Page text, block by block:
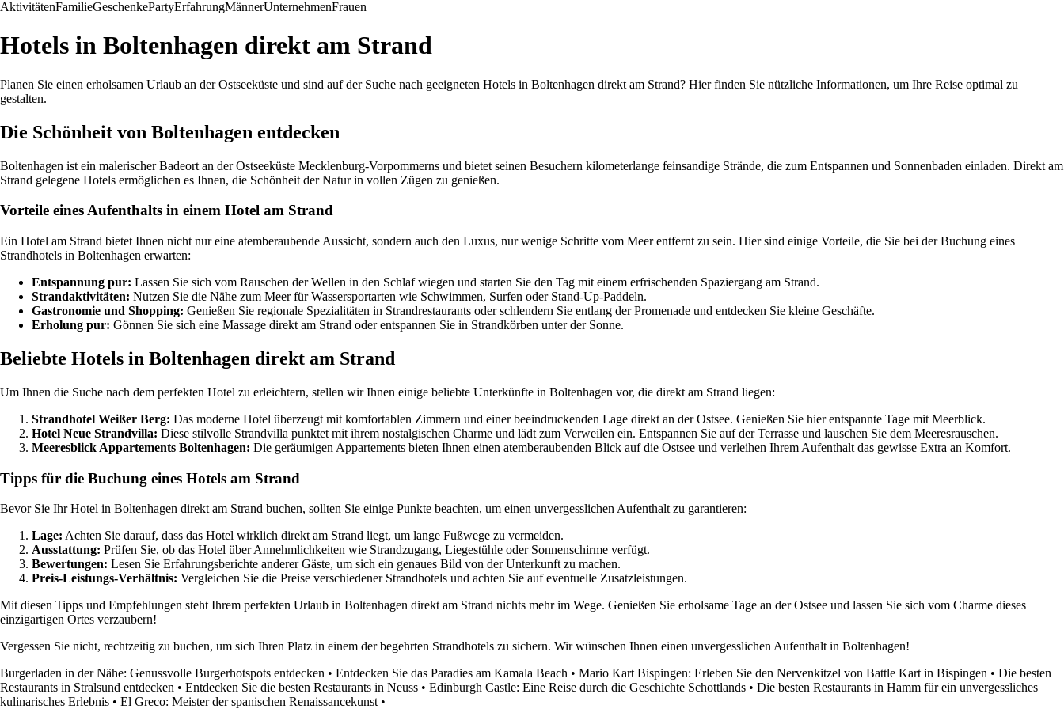
AktivitätenFamilieGeschenkePartyErfahrungMännerUnternehmenFrauen
Hotels in Boltenhagen direkt am Strand
Planen Sie einen erholsamen Urlaub an der Ostseeküste und sind auf der Suche nach geeigneten Hotels in Boltenhagen direkt am Strand? Hier finden Sie nützliche Informationen, um Ihre Reise optimal zu
gestalten.
Die Schönheit von Boltenhagen entdecken
Boltenhagen ist ein malerischer Badeort an der Ostseeküste Mecklenburg-Vorpommerns und bietet seinen Besuchern kilometerlange feinsandige Strände, die zum Entspannen und Sonnenbaden einladen. Direkt am
Strand gelegene Hotels ermöglichen es Ihnen, die Schönheit der Natur in vollen Zügen zu genießen.
Vorteile eines Aufenthalts in einem Hotel am Strand
Ein Hotel am Strand bietet Ihnen nicht nur eine atemberaubende Aussicht, sondern auch den Luxus, nur wenige Schritte vom Meer entfernt zu sein. Hier sind einige Vorteile, die Sie bei der Buchung eines
Strandhotels in Boltenhagen erwarten:
Entspannung pur: Lassen Sie sich vom Rauschen der Wellen in den Schlaf wiegen und starten Sie den Tag mit einem erfrischenden Spaziergang am Strand.
Strandaktivitäten: Nutzen Sie die Nähe zum Meer für Wassersportarten wie Schwimmen, Surfen oder Stand-Up-Paddeln.
Gastronomie und Shopping: Genießen Sie regionale Spezialitäten in Strandrestaurants oder schlendern Sie entlang der Promenade und entdecken Sie kleine Geschäfte.
Erholung pur: Gönnen Sie sich eine Massage direkt am Strand oder entspannen Sie in Strandkörben unter der Sonne.
Beliebte Hotels in Boltenhagen direkt am Strand
Um Ihnen die Suche nach dem perfekten Hotel zu erleichtern, stellen wir Ihnen einige beliebte Unterkünfte in Boltenhagen vor, die direkt am Strand liegen:
Strandhotel Weißer Berg: Das moderne Hotel überzeugt mit komfortablen Zimmern und einer beeindruckenden Lage direkt an der Ostsee. Genießen Sie hier entspannte Tage mit Meerblick.
Hotel Neue Strandvilla: Diese stilvolle Strandvilla punktet mit ihrem nostalgischen Charme und lädt zum Verweilen ein. Entspannen Sie auf der Terrasse und lauschen Sie dem Meeresrauschen.
Meeresblick Appartements Boltenhagen: Die geräumigen Appartements bieten Ihnen einen atemberaubenden Blick auf die Ostsee und verleihen Ihrem Aufenthalt das gewisse Extra an Komfort.
Tipps für die Buchung eines Hotels am Strand
Bevor Sie Ihr Hotel in Boltenhagen direkt am Strand buchen, sollten Sie einige Punkte beachten, um einen unvergesslichen Aufenthalt zu garantieren:
Lage: Achten Sie darauf, dass das Hotel wirklich direkt am Strand liegt, um lange Fußwege zu vermeiden.
Ausstattung: Prüfen Sie, ob das Hotel über Annehmlichkeiten wie Strandzugang, Liegestühle oder Sonnenschirme verfügt.
Bewertungen: Lesen Sie Erfahrungsberichte anderer Gäste, um sich ein genaues Bild von der Unterkunft zu machen.
Preis-Leistungs-Verhältnis: Vergleichen Sie die Preise verschiedener Strandhotels und achten Sie auf eventuelle Zusatzleistungen.
Mit diesen Tipps und Empfehlungen steht Ihrem perfekten Urlaub in Boltenhagen direkt am Strand nichts mehr im Wege. Genießen Sie erholsame Tage an der Ostsee und lassen Sie sich vom Charme dieses
einzigartigen Ortes verzaubern!
Vergessen Sie nicht, rechtzeitig zu buchen, um sich Ihren Platz in einem der begehrten Strandhotels zu sichern. Wir wünschen Ihnen einen unvergesslichen Aufenthalt in Boltenhagen!
Burgerladen in der Nähe: Genussvolle Burgerhotspots entdecken • Entdecken Sie das Paradies am Kamala Beach • Mario Kart Bispingen: Erleben Sie den Nervenkitzel von Battle Kart in Bispingen • Die besten
Restaurants in Stralsund entdecken • Entdecken Sie die besten Restaurants in Neuss • Edinburgh Castle: Eine Reise durch die Geschichte Schottlands • Die besten Restaurants in Hamm für ein unvergessliches
kulinarisches Erlebnis • El Greco: Meister der spanischen Renaissancekunst •